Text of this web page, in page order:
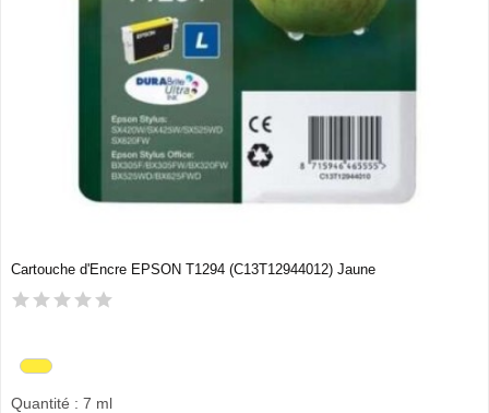
Cartouche d'Encre EPSON T1294 (C13T12944012) Jaune
Quantité : 7 ml